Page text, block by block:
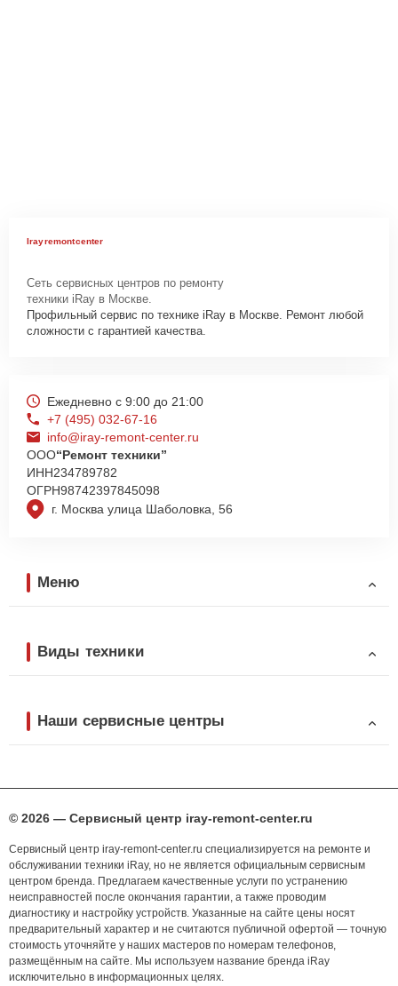
Irayremontcenter
Сеть сервисных центров по ремонту
техники iRay в Москве.
Профильный сервис по технике iRay в Москве. Ремонт любой
сложности с гарантией качества.
г. Москва улица Шаболовка, 56
Ежедневно с 9:00 до 21:00
+7 (495) 032-67-16
info@iray-remont-center.ru
ООО“Ремонт техники”
ИНН234789782
ОГРН98742397845098
Меню
Виды техники
Наши сервисные центры
© 2026 — Сервисный центр iray-remont-center.ru
Сервисный центр iray-remont-center.ru специализируется на ремонте и
обслуживании техники iRay, но не является официальным сервисным
центром бренда. Предлагаем качественные услуги по устранению
неисправностей после окончания гарантии, а также проводим
диагностику и настройку устройств. Указанные на сайте цены носят
предварительный характер и не считаются публичной офертой — точную
стоимость уточняйте у наших мастеров по номерам телефонов,
размещённым на сайте. Мы используем название бренда iRay
исключительно в информационных целях.